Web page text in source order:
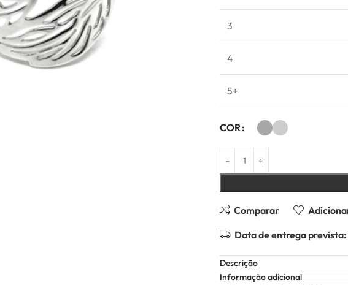
3
4
5+
COR
Comparar
Data de entrega prevista:
Descrição
Informação adicional